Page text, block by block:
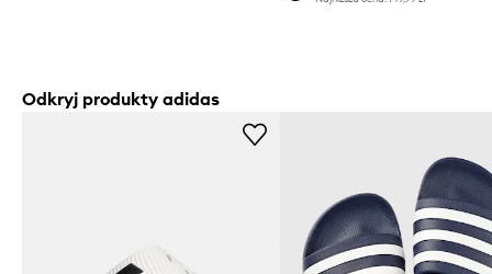
Odkryj produkty adidas